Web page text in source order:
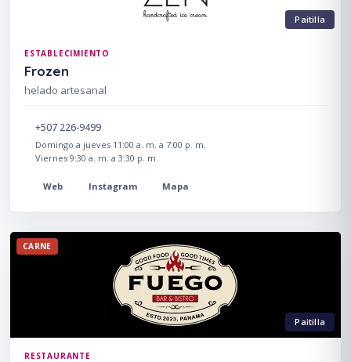
Paitilla
ESTABLECIMIENTO
Frozen
helado artesanal
+507 226-9499
Domingo a jueves 11:00 a. m. a 7:00 p. m.
Viernes 9:30 a. m. a 3:30 p. m.
Web Instagram Mapa
Paitilla
CARNE
RESTAURANTE